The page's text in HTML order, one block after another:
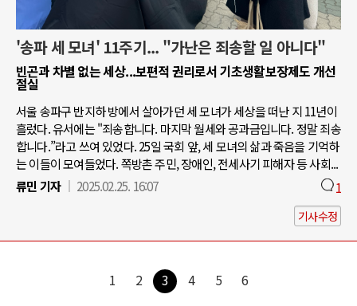
'송파 세 모녀' 11주기... "가난은 죄송할 일 아니다"
빈곤과 차별 없는 세상...보편적 권리로서 기초생활보장제도 개선
절실
서울 송파구 반지하 방에서 살아가던 세 모녀가 세상을 떠난 지 11년이
흘렀다. 유서에는 "죄송합니다. 마지막 월세와 공과금입니다. 정말 죄송
합니다.”라고 쓰여 있었다. 25일 국회 앞, 세 모녀의 삶과 죽음을 기억하
는 이들이 모여들었다. 쪽방촌 주민, 장애인, 전세사기 피해자 등 사회...
류민 기자
2025.02.25. 16:07 1
기사수정
1 2 3 4 5 6